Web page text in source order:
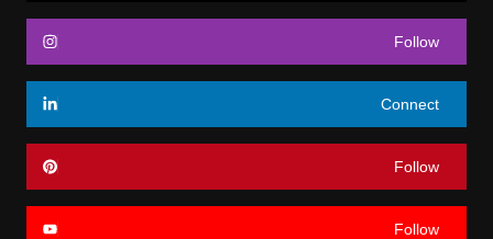
Follow
Connect
Follow
Follow